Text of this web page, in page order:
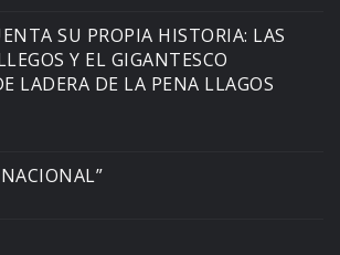
SU PROPIA HISTORIA: LAS
Y EL GIGANTESCO
LADERA DE LA PENA LLAGOS